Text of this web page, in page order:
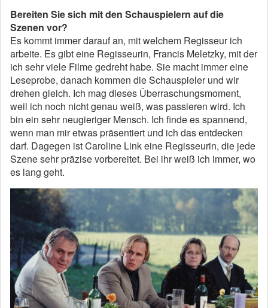
Bereiten Sie sich mit den Schauspielern auf die
Szenen vor?
Es kommt immer darauf an, mit welchem Regisseur ich
arbeite. Es gibt eine Regisseurin, Francis Meletzky, mit der
ich sehr viele Filme gedreht habe. Sie macht immer eine
Leseprobe, danach kommen die Schauspieler und wir
drehen gleich. Ich mag dieses Überraschungsmoment,
weil ich noch nicht genau weiß, was passieren wird. Ich
bin ein sehr neugieriger Mensch. Ich finde es spannend,
wenn man mir etwas präsentiert und ich das entdecken
darf. Dagegen ist Caroline Link eine Regisseurin, die jede
Szene sehr präzise vorbereitet. Bei ihr weiß ich immer, wo
es lang geht.